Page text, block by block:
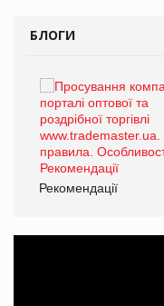
БЛОГИ
Рекомендації